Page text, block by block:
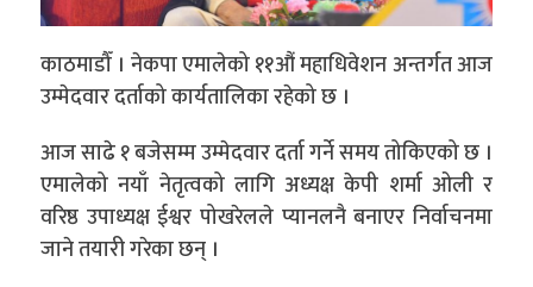
काठमाडौँ । नेकपा एमालेको ११औं महाधिवेशन अन्तर्गत आज
उम्मेदवार दर्ताको कार्यतालिका रहेको छ ।
आज साढे १ बजेसम्म उम्मेदवार दर्ता गर्ने समय तोकिएको छ ।
एमालेको नयाँ नेतृत्वको लागि अध्यक्ष केपी शर्मा ओली र
वरिष्ठ उपाध्यक्ष ईश्वर पोखरेलले प्यानलनै बनाएर निर्वाचनमा
जाने तयारी गरेका छन् ।